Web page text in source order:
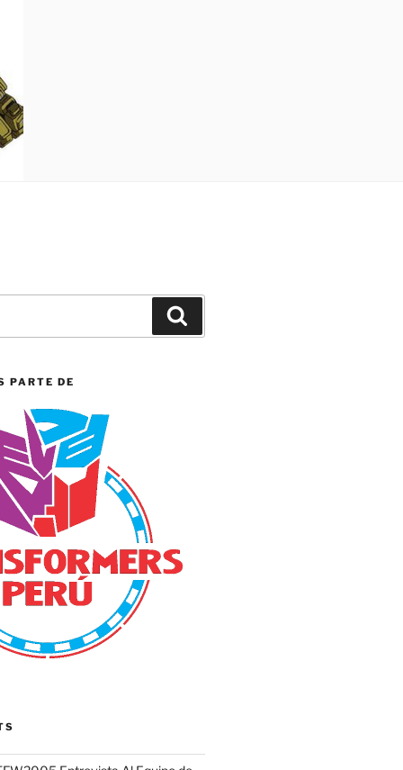
PARTE DE